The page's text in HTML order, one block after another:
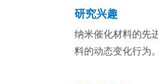
研究兴趣
纳米催化材料的先
料的动态变化行为。